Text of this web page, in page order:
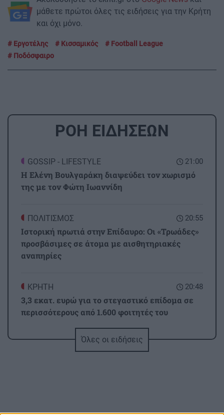
μάθετε πρώτοι όλες τις ειδήσεις για την Κρήτη
και όχι μόνο.
Εργοτέλης Κισσαμικός
Football League
Ποδόσφαιρο
ΡΟΗ ΕΙΔΗΣΕΩΝ
21:00
GOSSIP - LIFESTYLE
Η Ελένη Βουλγαράκη διαψεύδει τον χωρισμό
της με τον Φώτη Ιωαννίδη
20:55
ΠΟΛΙΤΙΣΜΟΣ
Ιστορική πρωτιά στην Επίδαυρο: Οι «Τρωάδες»
προσβάσιμες σε άτομα με αισθητηριακές
αναπηρίες
20:48
ΚΡΗΤΗ
3,3 εκατ. ευρώ για το στεγαστικό επίδομα σε
περισσότερους από 1.600 φοιτητές του
Όλες οι ειδήσεις